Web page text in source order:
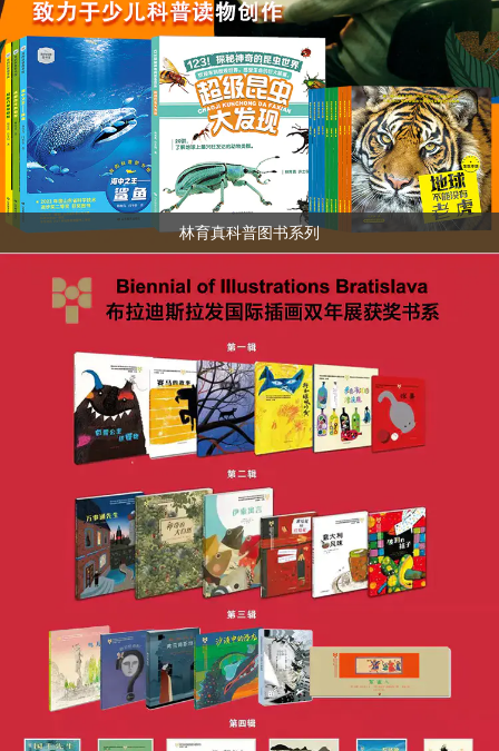
林育真科普图书系列